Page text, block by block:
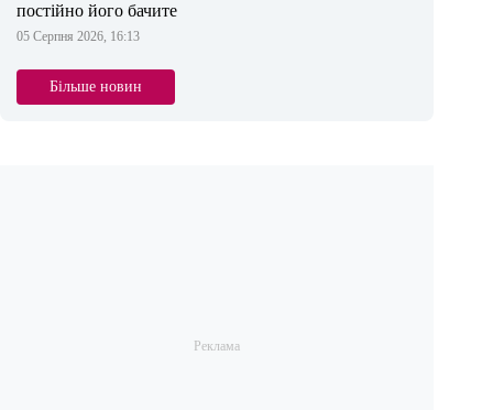
постійно його бачите
05 Серпня 2026, 16:13
Більше новин